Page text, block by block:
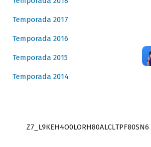
Temporada 2017
Temporada 2016
Temporada 2015
Temporada 2014
Z7_L9KEH4O0LORH80ALCLTPF80SN6